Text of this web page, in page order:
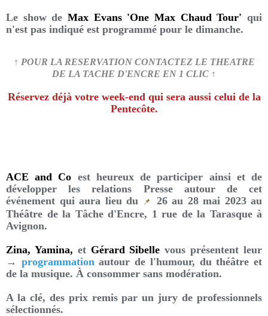
Le show de Max Evans 'One Max Chaud Tour' qui
n'est pas indiqué est programmé pour le dimanche.
↑ POUR LA RESERVATION CONTACTEZ LE THEATRE
DE LA TACHE D'ENCRE EN 1 CLIC ↑
Réservez déjà votre week-end qui sera aussi celui de la
Pentecôte.
ACE and Co est heureux de participer ainsi et de
développer les relations Presse autour de cet
événement qui aura lieu du
📌
26 au 28 mai 2023 au
Théâtre de la Tâche d'Encre, 1 rue de la Tarasque à
Avignon.
Zina, Yamina, et Gérard Sibelle vous présentent leur
→ programmation autour de l'humour, du théâtre et
de la musique. À consommer sans modération.
A la clé, des prix remis par un jury de professionnels
sélectionnés.